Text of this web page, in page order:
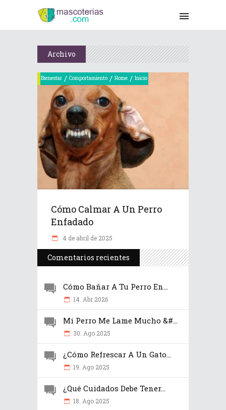
Archivo
Bienestar / Comportamiento / Home / Inicio
Cómo Calmar A Un Perro
Enfadado
4 de abril de 2025
Comentarios recientes
Cómo Bañar A Tu Perro En...
14. Abr 2026
Mi Perro Me Lame Mucho &#...
30. Ago 2025
¿Cómo Refrescar A Un Gato...
19. Ago 2025
¿Qué Cuidados Debe Tener...
18. Ago 2025